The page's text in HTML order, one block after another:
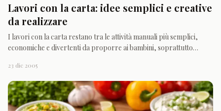
Lavori con la carta: idee semplici e creative
da realizzare
I lavori con la carta restano tra le attività manuali più semplici,
economiche e divertenti da proporre ai bambini, soprattutto
facili da trovare. Bastano pochi strumenti, un po’ di carta, forbici,
colla e qualche dettaglio decorativ
23 dic 2005